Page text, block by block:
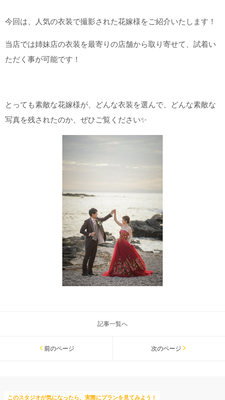
今回は、人気の衣装で撮影された花嫁様をご紹介いたします！
当店では姉妹店の衣装を最寄りの店舗から取り寄せて、試着い
ただく事が可能です！
とっても素敵な花嫁様が、どんな衣装を選んで、どんな素敵な
写真を残されたのか、ぜひご覧ください✨
記事一覧へ
前のページ 次のページ
このスタジオが気になったら、実際にプランを見てみよう！